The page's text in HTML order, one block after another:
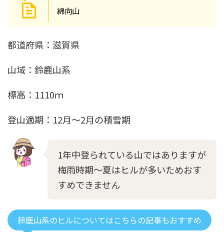
綿向山
都道府県：滋賀県
山域：鈴鹿山系
標高：1110ｍ
登山適期：12月～2月の積雪期
1年中登られている山ではありますが
梅雨時期～夏はヒルが多いためおす
すめできません
鈴鹿山系のヒルについてはこちらの記事もおすすめ